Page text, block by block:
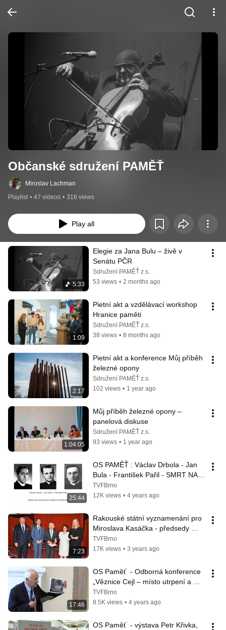
Občanské sdružení PAMĚŤ
Miroslav Lachman
Playlist • 47 videos • 316 views
Play all
5:33
Elegie za Jana Bulu –⁠⁠⁠⁠⁠⁠ živě v
Senátu PČR
Sdružení PAMĚŤ z.s.
53 views • 2 months ago
1:09
Pietní akt a vzdělávací workshop
Hranice paměti
Sdružení PAMĚŤ z.s.
38 views • 8 months ago
2:17
Pietní akt a konference Můj příběh
železné opony
Sdružení PAMĚŤ z.s.
102 views • 1 year ago
1:04:05
Můj příběh železné opony –
panelová diskuse
Sdružení PAMĚŤ z.s.
93 views • 1 year ago
25:44
OS PAMĚŤ : Václav Drbola - Jan
Bula - František Pařil - SMRT NA
KOMUNISTICKÉM POPRAVIŠTI
TVFBrno
12K views • 4 years ago
7:23
Rakouské státní vyznamenání pro
Miroslava Kasáčka - předsedy
kolegia Sdružení PAMĚŤ z.s.
TVFBrno
17K views • 3 years ago
17:46
OS Paměť  - Odborná konference
„Věznice Cejl – místo utrpení a
paměti“
TVFBrno
8.5K views • 4 years ago
OS Paměť  - výstava Petr Křivka,